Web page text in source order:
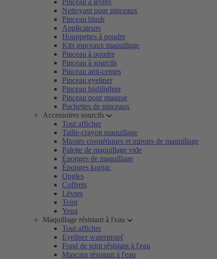
Pinceau à lèvres
Nettoyant pour pinceaux
Pinceau blush
Applicateurs
Houppettes à poudre
Kits pinceaux maquillage
Pinceau à poudre
Pinceau à sourcils
Pinceau anti-cernes
Pinceau eyeliner
Pinceau highlighter
Pinceau pour masque
Pochettes de pinceaux
Accessoires sourcils
Tout afficher
Taille-crayon maquillage
Miroirs cosmétiques et miroirs de maquillage
Palette de maquillage vide
Éponges de maquillage
Éponges konjac
Ongles
Coffrets
Lèvres
Teint
Yeux
Maquillage résistant à l'eau
Tout afficher
Eyeliner waterproof
Fond de teint résistant à l'eau
Mascara résistant à l'eau